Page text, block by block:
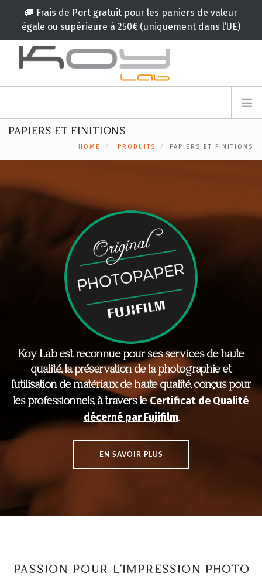
🚚 Frais de Port gratuit pour les paniers de valeur
égale ou supérieure à 250€ (uniquement dans l’UE)
INSCRIVEZ VOUS
PRODUITS
CONTACTEZ-NOUS
PAPIERS ET FINITIONS
HOME PRODUITS PAPIERS ET FINITIONS
Koy Lab est reconnue pour ses services de haute
qualité, la préservation de la photographie et
l'utilisation de matériaux de haute qualité, conçus pour
les professionnels, à travers leCertificat de Qualité
décerné par Fujifilm.
EN SAVOIR PLUS
PASSION POUR L'IMPRESSION PHOTO